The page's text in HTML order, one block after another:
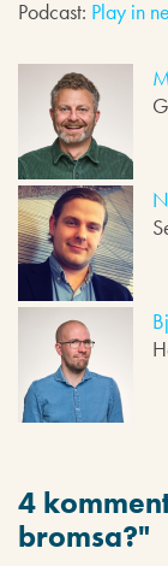
d
p
r
e
Podcast: Play in
4
bromsa?"